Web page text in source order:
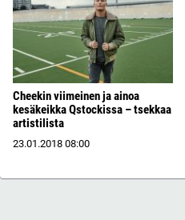
Cheekin viimeinen ja ainoa
kesäkeikka Qstockissa – tsekkaa
artistilista
23.01.2018 08:00